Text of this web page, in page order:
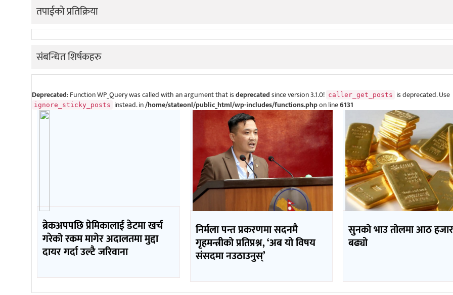
तपाईको प्रतिक्रिया
संबन्धित शिर्षकहरु
Deprecated: Function WP_Query was called with an argument that isdeprecatedsince version 3.1.0! caller_get_posts is deprecated. Use
ignore_sticky_posts instead. in/home/stateonl/public_html/wp-includes/functions.phpon line6131
ब्रेकअपपछि प्रेमिकालाई डेटमा खर्च
गरेको रकम मागेर अदालतमा मुद्दा
दायर गर्दा उल्टै जरिवाना
निर्मला पन्त प्रकरणमा सदनमै
गृहमन्त्रीको प्रतिप्रश्न, ‘अब यो विषय
संसदमा नउठाउनुस्’
सुनको भाउ तोलमा आठ
बढ्यो